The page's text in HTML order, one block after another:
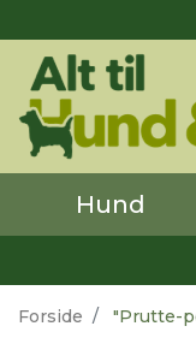
Hund
Forside "Prutte-